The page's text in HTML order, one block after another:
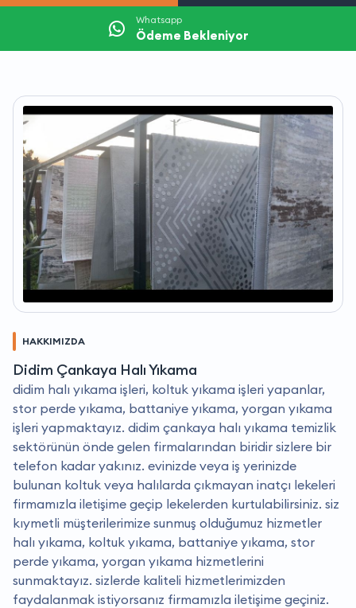
Whatsapp
Ödeme Bekleniyor
HAKKIMIZDA
Didim Çankaya Halı Yıkama
didim halı yıkama işleri, koltuk yıkama işleri yapanlar,
stor perde yıkama, battaniye yıkama, yorgan yıkama
işleri yapmaktayız. didim çankaya halı yıkama temizlik
sektörünün önde gelen firmalarından biridir sizlere bir
telefon kadar yakınız. evinizde veya iş yerinizde
bulunan koltuk veya halılarda çıkmayan inatçı lekeleri
firmamızla iletişime geçip lekelerden kurtulabilirsiniz. siz
kıymetli müşterilerimize sunmuş olduğumuz hizmetler
halı yıkama, koltuk yıkama, battaniye yıkama, stor
perde yıkama, yorgan yıkama hizmetlerini
sunmaktayız. sizlerde kaliteli hizmetlerimizden
faydalanmak istiyorsanız firmamızla iletişime geçiniz.